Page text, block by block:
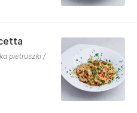
pietruszki /